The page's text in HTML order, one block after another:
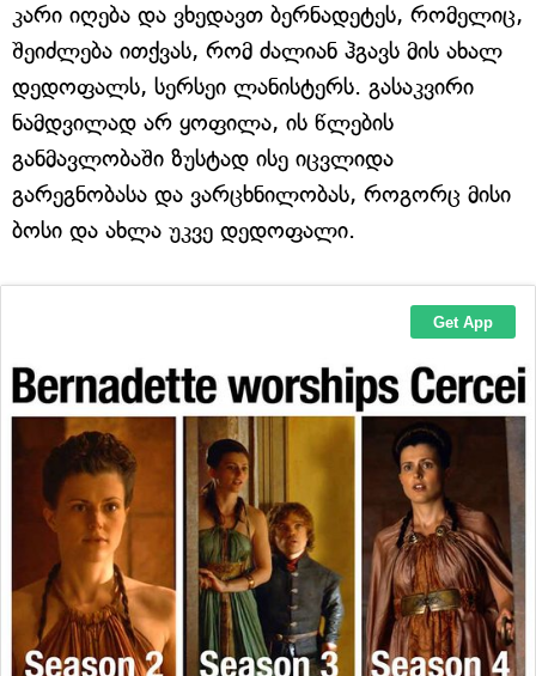
კარი იღება და ვხედავთ ბერნადეტეს, რომელიც,
შეიძლება ითქვას, რომ ძალიან ჰგავს მის ახალ
დედოფალს, სერსეი ლანისტერს. გასაკვირი
ნამდვილად არ ყოფილა, ის წლების
განმავლობაში ზუსტად ისე იცვლიდა
გარეგნობასა და ვარცხნილობას, როგორც მისი
ბოსი და ახლა უკვე დედოფალი.